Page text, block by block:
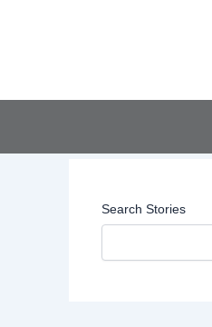
Search Stories